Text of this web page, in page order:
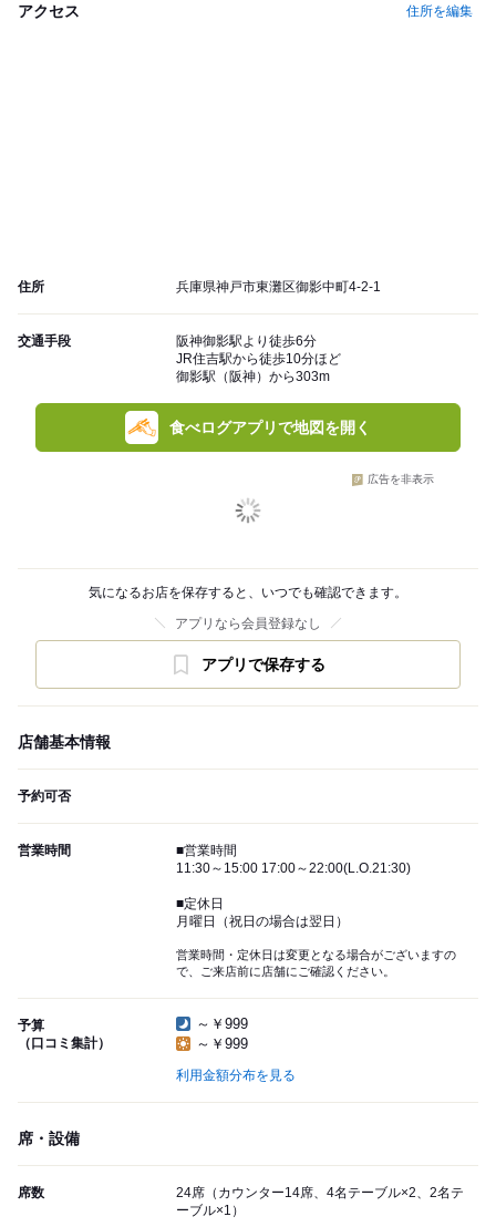
アクセス 住所を編集
住所 兵庫県神戸市東灘区御影中町4-2-1
交通手段
阪神御影駅より徒歩6分
JR住吉駅から徒歩10分ほど
御影駅（阪神）から303m
食べログアプリで地図を開く
広告を非表示
気になるお店を保存すると、いつでも確認できます。
アプリなら会員登録なし
アプリで保存する
店舗基本情報
予約可否
営業時間
■営業時間
11:30～15:00 17:00～22:00(L.O.21:30)
■定休日
月曜日（祝日の場合は翌日）
営業時間・定休日は変更となる場合がございますの
で、ご来店前に店舗にご確認ください。
予算
（口コミ集計）
～￥999
～￥999
利用金額分布を見る
席・設備
席数
24席（カウンター14席、4名テーブル×2、2名テ
ーブル×1）